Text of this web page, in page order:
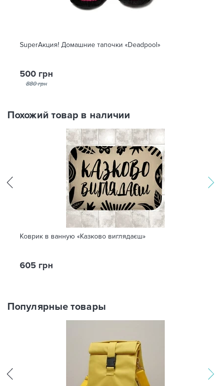
SuperАкция! Домашние тапочки «Deadpool»
500 грн
880 грн
Похожий товар в наличии
Коврик в ванную «Казково виглядаєш»
605 грн
Популярные товары